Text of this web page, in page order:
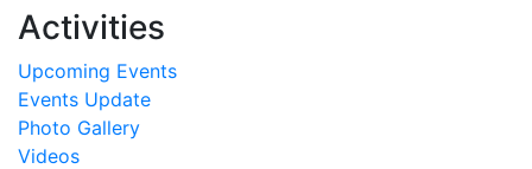
Activities
Upcoming Events
Events Update
Photo Gallery
Videos